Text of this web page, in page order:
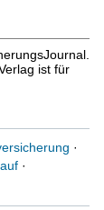
ist für
·
·